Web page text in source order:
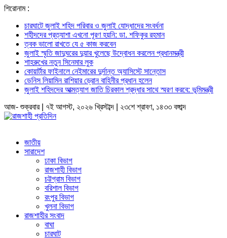
শিরোনাম :
চারঘাটে জুলাই শহিদ পরিবার ও জুলাই যোদ্ধাদের সংবর্ধনা
শহীদদের প্রত্যাশা এখনো পূরণ হয়নি: ডা. শফিকুর রহমান
ত্বক ভালো রাখতে যে ৫ কাজ করবেন
জুলাই স্মৃতি জাদুঘরের দুয়ার খুলেছে উদ্বোধন করলেন প্রধানমন্ত্রী
শাহরুখের নতুন সিনেমার লুক
কোয়ার্টার ফাইনালে নেইমারের দুর্দান্ত অ্যাসিস্টে সান্তোস
ডেনিস লিয়ামিন রাশিয়ার ড্রোন বাহিনীর প্রধান হলেন
জুলাই শহিদদের আত্মত্যাগ জাতি চিরকাল শ্রদ্ধার সাথে স্মরণ করবে: ভূমিমন্ত্রী
আজ- শুক্রবার | ৭ই আগস্ট, ২০২৬ খ্রিস্টাব্দ | ২৩শে শ্রাবণ, ১৪৩৩ বঙ্গাব্দ
জাতীয়
সারাদেশ
ঢাকা বিভাগ
রাজশাহী বিভাগ
চট্টগ্রাম বিভাগ
বরিশাল বিভাগ
রংপুর বিভাগ
খুলনা বিভাগ
রাজশাহীর সংবাদ
বাঘা
চারঘাট